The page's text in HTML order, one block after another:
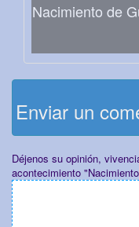
Nacimiento de
Enviar un
Déjenos su opinión,
acontecimiento